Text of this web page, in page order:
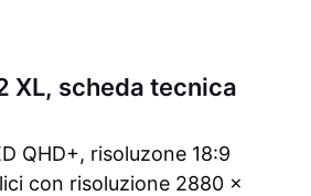
XL, scheda tecnica
QHD+, risoluzone 18:9
con risoluzione 2880 x